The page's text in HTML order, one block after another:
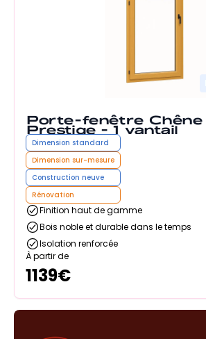
Porte-fenêtre Chêne
Prestige - 1 vantail
Dimension standard
Dimension sur-mesure
Construction neuve
Rénovation
Finition haut de gamme
Bois noble et durable dans le temps
Isolation renforcée
À partir de
1139€